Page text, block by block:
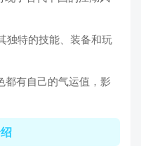
独特的技能、装备和玩
都有自己的气运值，影